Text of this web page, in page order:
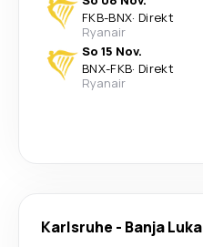
FKB-BNX· Direkt
Ryanair
So 15 Nov.
BNX-FKB· Direkt
Ryanair
Karlsruhe - Banja Luka